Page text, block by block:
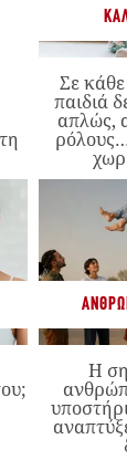
Σε κάθε
παιδιά
απλώς,
Η